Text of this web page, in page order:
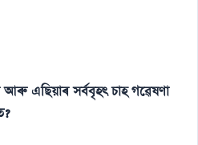
এছিয়াৰ সৰ্ববৃহৎ চাহ গৱেষণা